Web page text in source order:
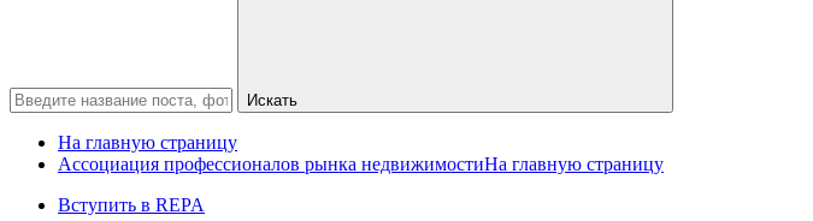
Искать
На главную страницу
Ассоциация профессионалов рынка недвижимостиНа главную страницу
Вступить в REPA